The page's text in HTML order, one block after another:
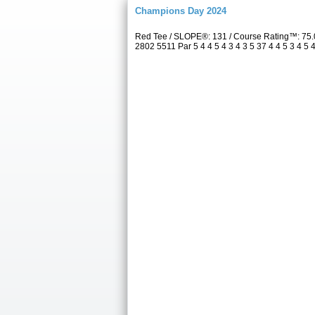
Champions Day 2024
Red Tee / SLOPE®: 131 / Course Rating™:
2802 5511 Par 5 4 4 5 4 3 4 3 5 37 4 4 5 3 4 5